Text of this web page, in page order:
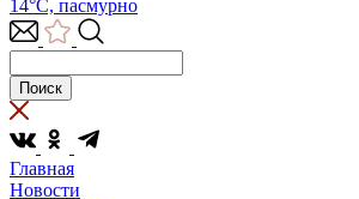
14°C, пасмурно
Главная
Новости